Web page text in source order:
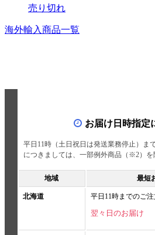
売り切れ
海外輸入商品一覧
お届け日時指定
平日11時（土日祝日は発送業務停止）ま
につきましては、一部例外商品（※2）を
地域 最短
北海道 平日11時までのご注
翌々日のお届け